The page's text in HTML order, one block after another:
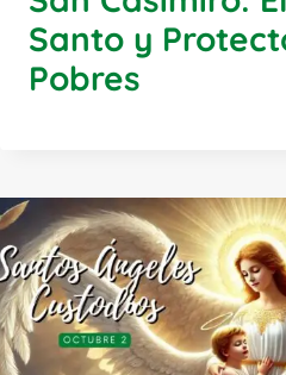
Santo y
Pobres